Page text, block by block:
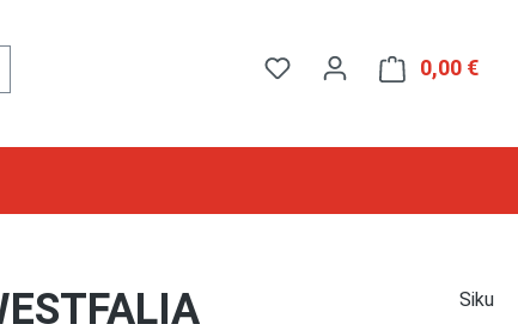
0,00 €
Siku